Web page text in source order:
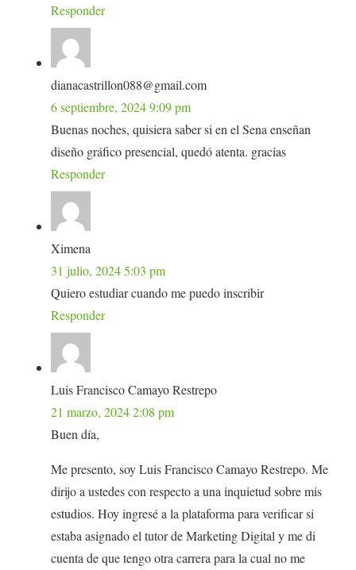
Responder
dianacastrillon088@gmail.com
6 septiembre, 2024 9:09 pm
Buenas noches, quisiera saber si en el Sena enseñan
diseño gráfico presencial, quedó atenta. gracias
Responder
Ximena
31 julio, 2024 5:03 pm
Quiero estudiar cuando me puedo inscribir
Responder
Luis Francisco Camayo Restrepo
21 marzo, 2024 2:08 pm
Buen día,
Me presento, soy Luis Francisco Camayo Restrepo. Me
dirijo a ustedes con respecto a una inquietud sobre mis
estudios. Hoy ingresé a la plataforma para verificar si
estaba asignado el tutor de Marketing Digital y me di
cuenta de que tengo otra carrera para la cual no me